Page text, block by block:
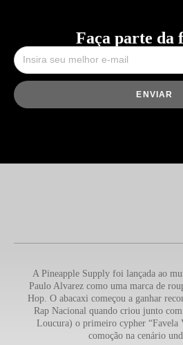
Faça parte da
ENVIAR
A Pineapple Supply foi lançada ao
Paulo Alvarez como uma marca de
Hop. O abacaxi começou a ganhar
Rap Nacional quando criou junto
Loucura) o primeiro cypher “Favela
comoção na cenário